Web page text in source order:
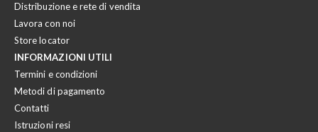
Distribuzione e rete di vendita
Lavora con noi
Store locator
INFORMAZIONI UTILI
Termini e condizioni
Metodi di pagamento
Contatti
Istruzioni resi